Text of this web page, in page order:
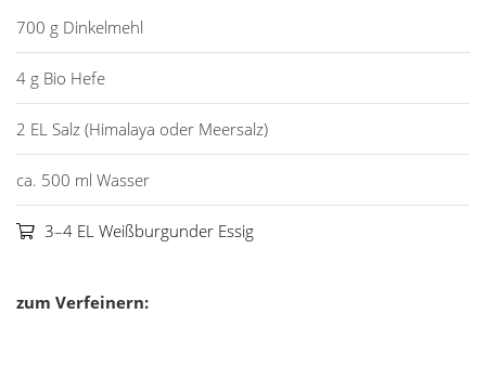
700 g Dinkelmehl
4 g Bio Hefe
2 EL Salz (Himalaya oder Meersalz)
ca. 500 ml Wasser
3–4 EL Weißburgunder Essig
zum Verfeinern: